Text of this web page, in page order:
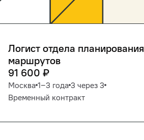
Логист отдела планирования
маршрутов
91 600 ₽
Москва 1‒3 года 3 через 3
Временный контракт